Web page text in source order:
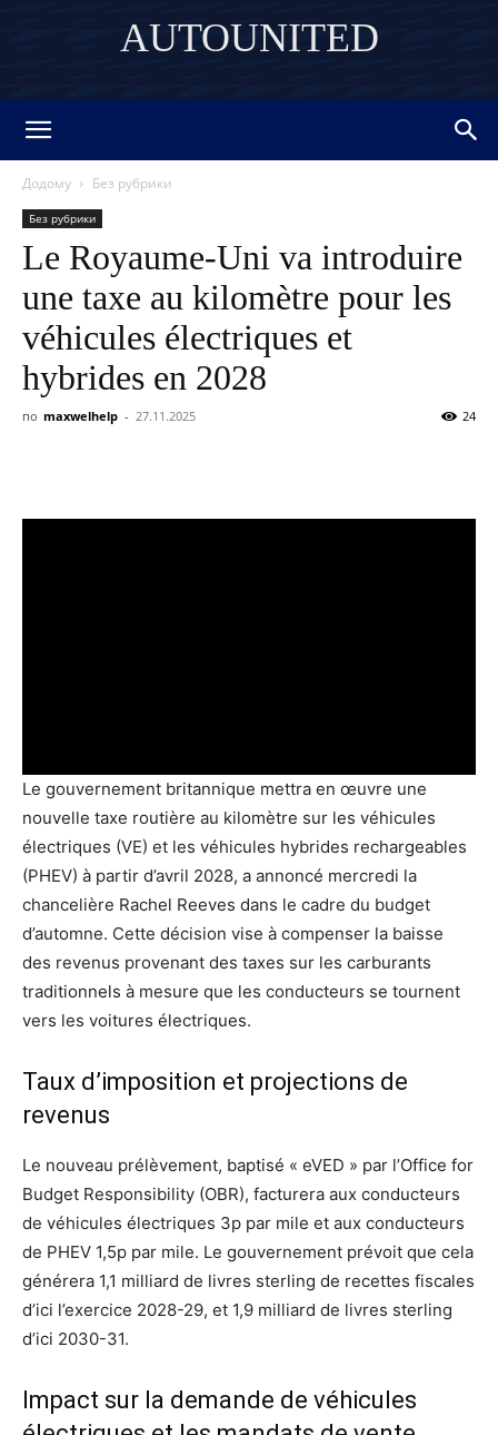
AUTOUNITED
Додому Без рубрики
Без рубрики
Le Royaume-Uni va introduire
une taxe au kilomètre pour les
véhicules électriques et
hybrides en 2028
по maxwelhelp - 27.11.2025 24
Le gouvernement britannique mettra en œuvre une
nouvelle taxe routière au kilomètre sur les véhicules
électriques (VE) et les véhicules hybrides rechargeables
(PHEV) à partir d’avril 2028, a annoncé mercredi la
chancelière Rachel Reeves dans le cadre du budget
d’automne. Cette décision vise à compenser la baisse
des revenus provenant des taxes sur les carburants
traditionnels à mesure que les conducteurs se tournent
vers les voitures électriques.
Taux d’imposition et projections de
revenus
Le nouveau prélèvement, baptisé « eVED » par l’Office for
Budget Responsibility (OBR), facturera aux conducteurs
de véhicules électriques 3p par mile et aux conducteurs
de PHEV 1,5p par mile. Le gouvernement prévoit que cela
générera 1,1 milliard de livres sterling de recettes fiscales
d’ici l’exercice 2028-29, et 1,9 milliard de livres sterling
d’ici 2030-31.
Impact sur la demande de véhicules